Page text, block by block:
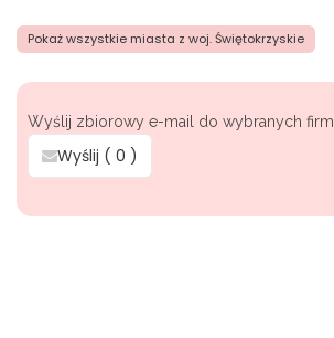
Pokaż wszystkie miasta z woj. Świętokrzyskie
Wyślij zbiorowy e-mail do wybranych firm
Wyślij ( 0 )